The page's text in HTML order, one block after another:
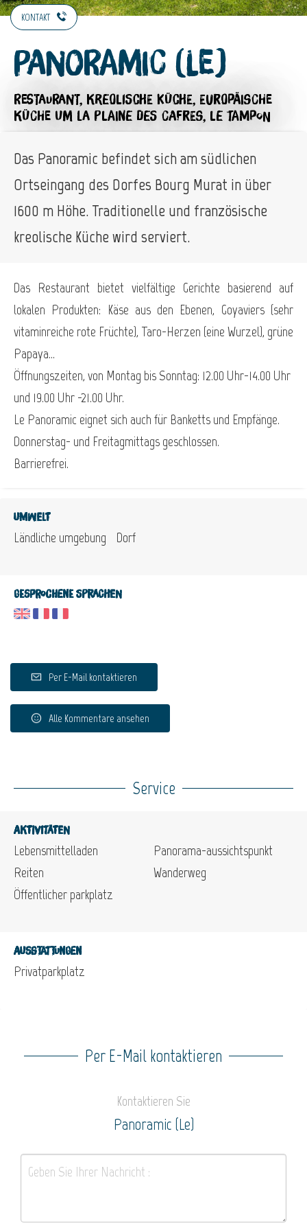
KONTAKT
Panoramic (Le)
RESTAURANT, KREOLISCHE KÜCHE, EUROPÄISCHE
KÜCHE UM LA PLAINE DES CAFRES, LE TAMPON
Das Panoramic befindet sich am südlichen
Ortseingang des Dorfes Bourg Murat in über
1600 m Höhe. Traditionelle und französische
kreolische Küche wird serviert.
Das Restaurant bietet vielfältige Gerichte basierend auf
lokalen Produkten: Käse aus den Ebenen, Goyaviers (sehr
vitaminreiche rote Früchte), Taro-Herzen (eine Wurzel), grüne
Papaya…
Öffnungszeiten, von Montag bis Sonntag: 12.00 Uhr-14.00 Uhr
und 19.00 Uhr -21.00 Uhr.
Le Panoramic eignet sich auch für Banketts und Empfänge.
Donnerstag- und Freitagmittags geschlossen.
Barrierefrei.
Umwelt
Ländliche umgebung Dorf
Gesprochene Sprachen
Per E-Mail kontaktieren
Alle Kommentare ansehen
Service
Aktivitäten
Lebensmittelladen
Reiten
Öffentlicher parkplatz
Panorama-aussichtspunkt
Wanderweg
Ausstattungen
Privatparkplatz
Per E-Mail kontaktieren
Kontaktieren Sie
Panoramic (Le)